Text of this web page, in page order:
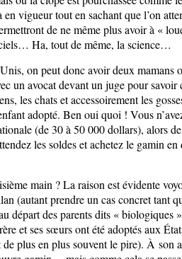
en vigueur tout en sachant que l’on
de ne même plus avoir à «
Ha, tout de même, la science…
on peut donc avoir deux mamans
un avocat devant un juge pour savoir
les chats et accessoirement les
adopté. Ben oui quoi ! Vous
(de 30 à 50 000 dollars), alors
les soldes et achetez le gamin
main ? La raison est évidente
(autant prendre un cas concret tant
départ des parents dits « biologiques
et ses sœurs ont été adoptés aux
de plus en plus souvent le pire). À son